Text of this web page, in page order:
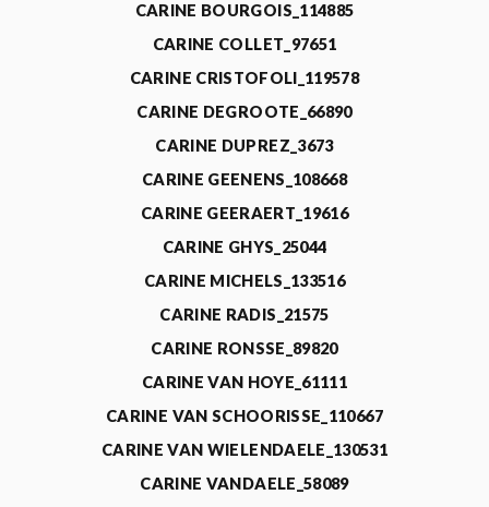
CARINE BOURGOIS_114885
CARINE COLLET_97651
CARINE CRISTOFOLI_119578
CARINE DEGROOTE_66890
CARINE DUPREZ_3673
CARINE GEENENS_108668
CARINE GEERAERT_19616
CARINE GHYS_25044
CARINE MICHELS_133516
CARINE RADIS_21575
CARINE RONSSE_89820
CARINE VAN HOYE_61111
CARINE VAN SCHOORISSE_110667
CARINE VAN WIELENDAELE_130531
CARINE VANDAELE_58089